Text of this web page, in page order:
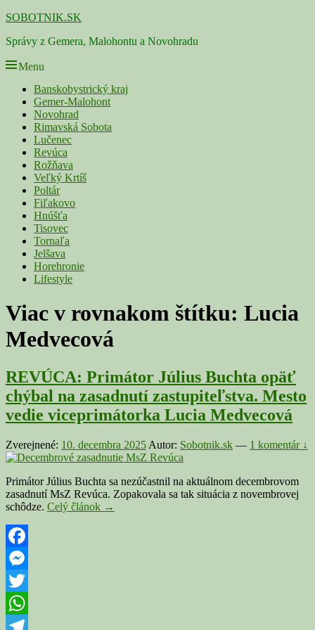
Skip
content
SOBOTNIK.SK
Správy z Gemera, Malohontu a Novohradu
Menu
Primárne
menu
Banskobystrický kraj
Gemer-Malohont
Novohrad
Rimavská Sobota
Lučenec
Revúca
Rožňava
Veľký Krtíš
Poltár
Fiľakovo
Hnúšťa
Tisovec
Tornaľa
Jelšava
Horehronie
Lifestyle
Viac v rovnakom štítku: Lucia
Medvecová
REVÚCA: Primátor Július Buchta opäť
chýbal na zasadnutí zastupiteľstva. Mesto
vedie viceprimátorka Lucia Medvecová
Zverejnené: 10. decembra 2025 Autor: Sobotnik.sk — 1 komentár ↓
Primátor Július Buchta sa nezúčastnil na aktuálnom decembrovom
zasadnutí MsZ Revúca. Zopakovala sa tak situácia z novembrovej
schôdze. Celý článok REVÚCA:
→
Facebook
Messenger
Twitter
WhatsApp